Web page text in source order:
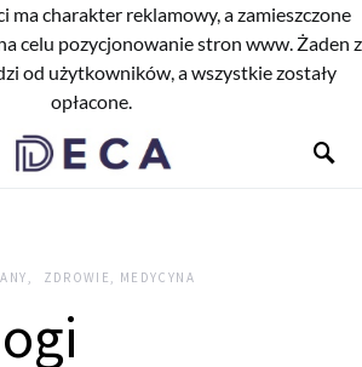
ma charakter reklamowy, a zamieszczone
celu pozycjonowanie stron www. Żaden z
od użytkowników, a wszystkie zostały
opłacone.
ZDROWIE, MEDYCYNA